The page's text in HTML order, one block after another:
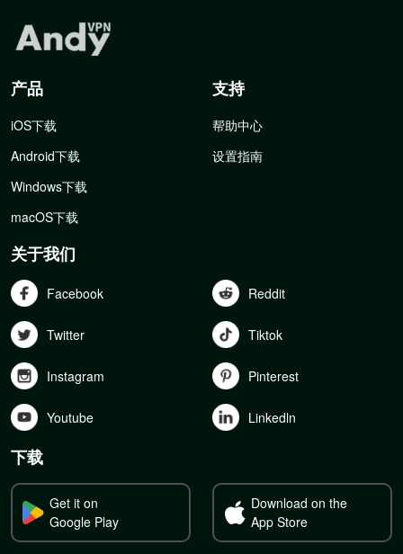
产品
iOS下载
Android下载
Windows下载
macOS下载
支持
帮助中心
设置指南
关于我们
Facebook Reddit
Twitter Tiktok
Instagram Pinterest
Youtube Linkedln
下载
Get it on
Google Play
Download on the
App Store